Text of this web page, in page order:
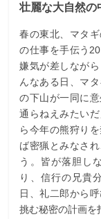
壮麗な大自然
春の東北、マタ
の仕事を手伝う
嫌気が差しなが
んなある日、マ
の下山が一同に
通らねえみたい
ら今年の熊狩り
ば密猟とみなさ
う。皆が落胆し
り、信行の兄貴
日、礼二郎から
挑む秘密の計画を